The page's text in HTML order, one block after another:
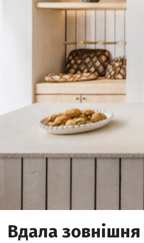
Вдала